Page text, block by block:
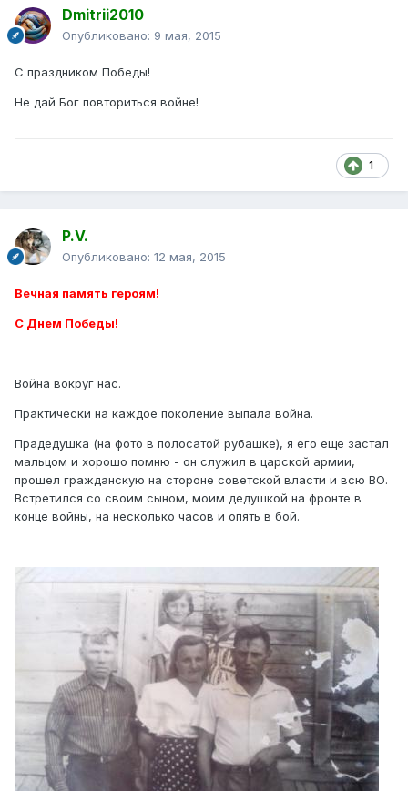
Dmitrii2010
Опубликовано: 9 мая, 2015
С праздником Победы!
Не дай Бог повториться войне!
1
P.V.
Опубликовано: 12 мая, 2015
Вечная память героям!
С Днем Победы!
Война вокруг нас.
Практически на каждое поколение выпала война.
Прадедушка (на фото в полосатой рубашке), я его еще застал
мальцом и хорошо помню - он служил в царской армии,
прошел гражданскую на стороне советской власти и всю ВО.
Встретился со своим сыном, моим дедушкой на фронте в
конце войны, на несколько часов и опять в бой.